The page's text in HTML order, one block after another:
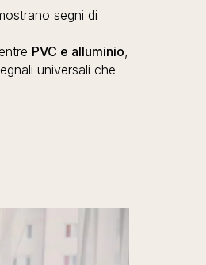
segni di
PVC e alluminio,
universali che